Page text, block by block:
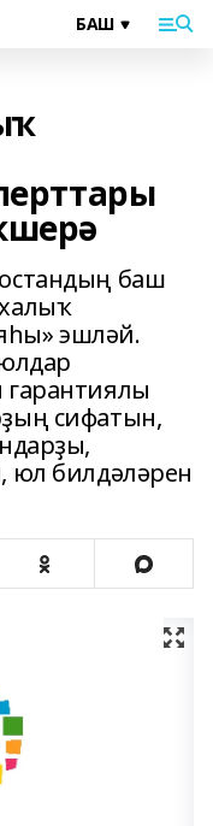
баш
эшләй.
гарантиялы
сифатын,
юл билдәләрен